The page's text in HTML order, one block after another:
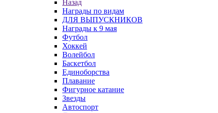
Назад
Награды по видам
ДЛЯ ВЫПУСКНИКОВ
Награды к 9 мая
Футбол
Хоккей
Волейбол
Баскетбол
Единоборства
Плавание
Фигурное катание
Звезды
Автоспорт